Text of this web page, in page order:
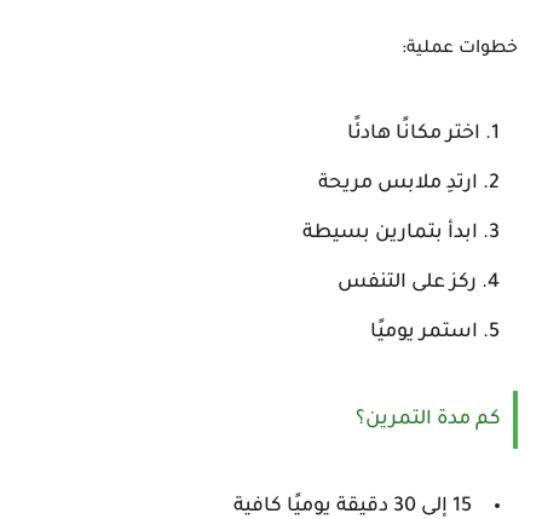
خطوات عملية:
اختر مكانًا هادئًا
ارتدِ ملابس مريحة
ابدأ بتمارين بسيطة
ركز على التنفس
استمر يوميًا
كم مدة التمرين؟
15 إلى 30 دقيقة يوميًا كافية